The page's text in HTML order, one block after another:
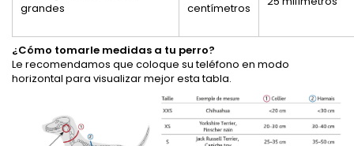
grandes
centímetros
¿Cómo tomarle medidas a tu perro?
Le recomendamos que coloque su teléfono en modo
horizontal para visualizar mejor esta tabla.